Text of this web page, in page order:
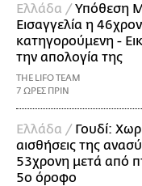
Ελλάδα /Υπόθεση
Εισαγγελία η
κατηγορούμενη -
την απολογία της
THE LIFO TEAM
7 ΩΡΕΣ ΠΡΙΝ
Ελλάδα / Γουδί:
αισθήσεις της
53χρονη μετά από
5ο όροφο